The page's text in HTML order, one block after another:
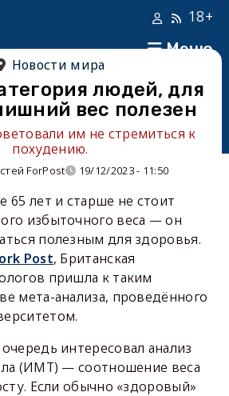
Меню
18+
Новости мира
людей, для
вес полезен
им не стремиться к
похудению.
ForPost 19/12/2023 - 11:50
65 лет и старше не стоит
избыточного веса — он
полезным для здоровья.
Post, Британская
пришла к таким
мета-анализа, проведённого
интересовал анализ
(ИМТ) — соотношение веса
Если обычно «здоровый»